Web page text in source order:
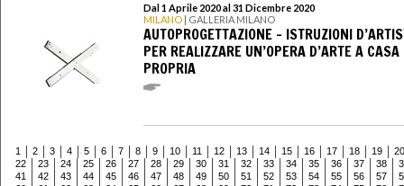
Dal 1 Aprile 2020 al 31 Dicembre 2020
MILANO | GALLERIA MILANO
AUTOPROGETTAZIONE - ISTRUZIONI
PER REALIZZARE UN’OPERA D’ARTE A CASA
PROPRIA
1 2 3 4 5 6 7 8 9 10 11 12 13 14 15 16 17 18 19
20
22
23 24 25 26 27 28 29 30 31 32 33 34 35 36 37 38
41
42 43 44 45 46 47 48 49 50 51 52 53 54 55 56 57